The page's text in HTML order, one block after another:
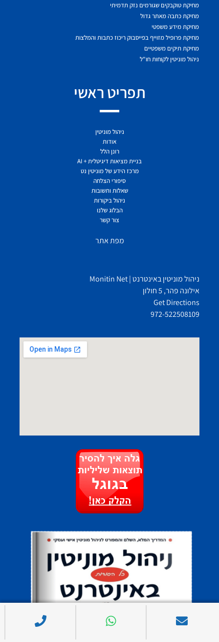
מחיקת טוקבקים שגורמים נזק תדמיתי
מחיקת כתבה מאתר גדול
מחיקת מידע משפטי
מחיקת פרופיל מזוייף בפייסבוק ריכוז כתבות והמלצות
מחיקת תיקים משפטיים
ניהול מוניטין לקוחות חו"ל
תפריט ראשי
ניהול מוניטין
אודות
רונן הלל
בניית מציאות דיגיטלית + AI
מרכז הידע של מוניטין נט
סיפורי הצלחה
שאלות ותשובות
ניהול ביקורות
הבלוג שלנו
צור קשר
מפת אתר
ניהול מוניטין באינטרנט | Monitin Net
אילונה פהר, 5 חולון
Get Directions
972-522508109